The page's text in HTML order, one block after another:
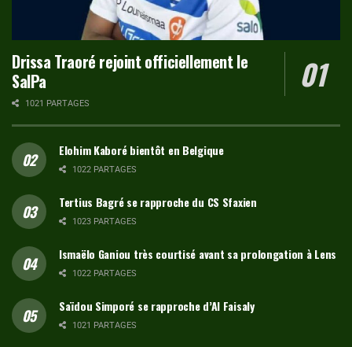
Drissa Traoré rejoint officiellement le
SalPa
1021 PARTAGES
Elohim Kaboré bientôt en Belgique
1022 PARTAGES
Tertius Bagré se rapproche du CS Sfaxien
1023 PARTAGES
Ismaëlo Ganiou très courtisé avant sa prolongation à Lens
1022 PARTAGES
Saïdou Simporé se rapproche d’Al Faisaly
1021 PARTAGES